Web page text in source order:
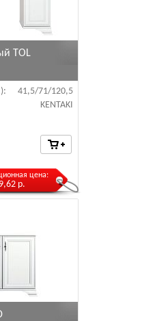
цена:
р.
TOL
41,5/71/120,5
KENTAKI